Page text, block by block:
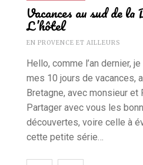
Vacances au sud de
L’hôtel
EN PROVENCE ET AILLEURS
Hello, comme l’an dernier,
mes 10 jours de vacances,
Bretagne, avec monsieur et
Partager avec vous les
découvertes, voire celle à
cette petite série…